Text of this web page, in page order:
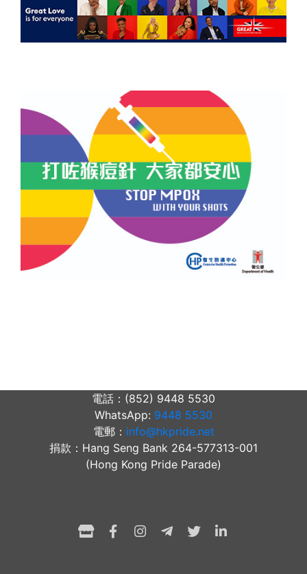
電話：(852) 9448 5530
WhatsApp: 9448 5530
電郵： info@hkpride.net
捐款：Hang Seng Bank 264-577313-001
(Hong Kong Pride Parade)